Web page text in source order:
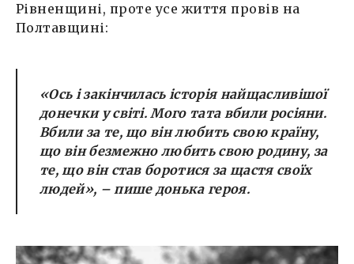
Рівненщині, проте усе життя провів на
Полтавщині:
«Ось і закінчилась історія найщасливішої
донечки у світі. Мого тата вбили росіяни.
Вбили за те, що він любить свою країну,
що він безмежно любить свою родину, за
те, що він став боротися за щастя своїх
людей», – пише донька героя.